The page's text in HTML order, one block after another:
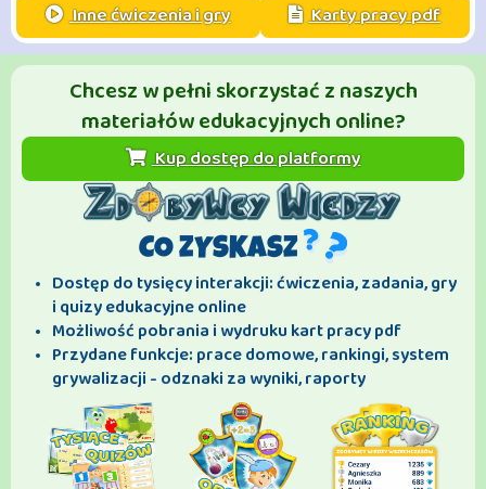
Inne ćwiczenia i gry Karty pracy pdf
Chcesz w pełni skorzystać z naszych
materiałów edukacyjnych online?
Kup dostęp do platformy
CO ZYSKASZ
Dostęp do tysięcy interakcji: ćwiczenia, zadania, gry
i quizy edukacyjne online
Możliwość pobrania i wydruku kart pracy pdf
Przydane funkcje: prace domowe, rankingi, system
grywalizacji - odznaki za wyniki, raporty